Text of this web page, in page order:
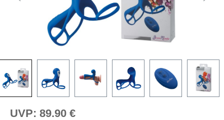
UVP: 89.90 €